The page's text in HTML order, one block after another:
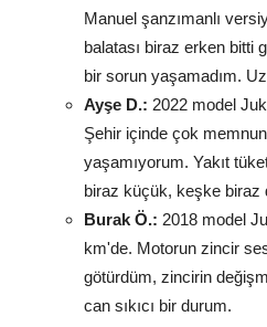
Manuel şanzımanlı
balatası biraz erken bitti
bir sorun yaşamadım.
Ayşe D.: 2022 model
Şehir içinde çok
yaşamıyorum. Yakıt
biraz küçük, keşke biraz
Burak Ö.: 2018 model
km'de. Motorun zincir
götürdüm, zincirin
can sıkıcı bir durum.